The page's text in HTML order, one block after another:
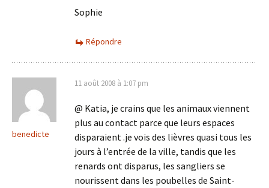
Sophie
Répondre
benedicte
11 août 2008 à 1:07 pm
@ Katia, je crains que les animaux viennent
plus au contact parce que leurs espaces
disparaient .je vois des lièvres quasi tous les
jours à l’entrée de la ville, tandis que les
renards ont disparus, les sangliers se
nourissent dans les poubelles de Saint-